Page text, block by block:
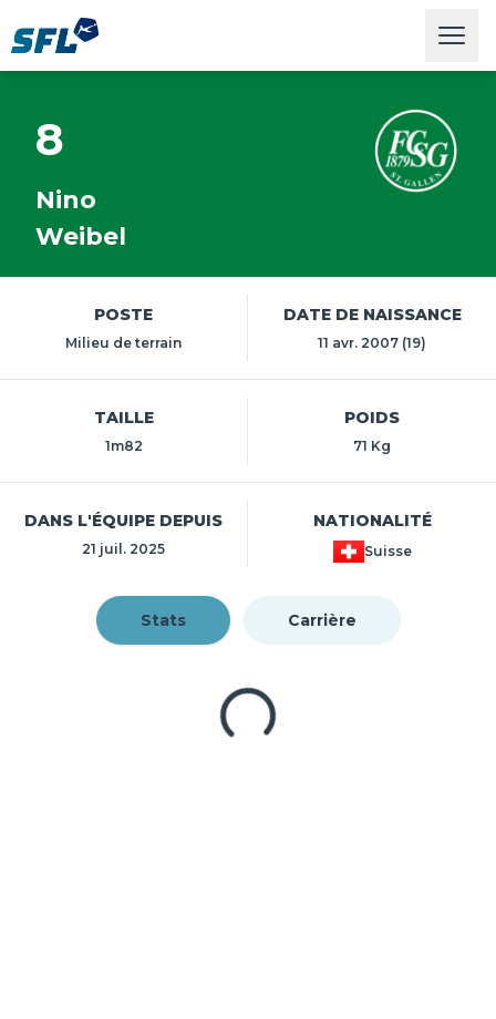
Swiss Football League
8
Nino
Weibel
POSTE
Milieu de terrain
DATE DE NAISSANCE
11 avr. 2007 (19)
TAILLE
1m82
POIDS
71 Kg
DANS L'ÉQUIPE DEPUIS
21 juil. 2025
NATIONALITÉ
Suisse
Stats Carrière